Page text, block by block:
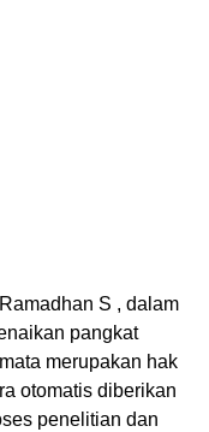
S , dalam
pangkat
merupakan hak
otomatis diberikan
penelitian dan